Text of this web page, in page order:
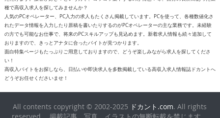
種で高収入求人を探してみませんか？
人気のPCオペレーター、PC入力の求人もたくさん掲載しています。PCを使って、各種数値化さ
れたデータ情報を入力したり原稿を書いたりするのがPCオペレーターの主な業務です。未経験
の方でも可能なお仕事で、将来のPCスキルアップも見込めます。新着求人情報も続々追加して
おりますので、きっとアナタに合ったバイトが見つかります。
面白特集ページもたっぷりご用意しておりますので、どうぞ楽しみながら求人を探してくださ
い！
高収入バイトをお探しなら、日払いや即決求人を多数掲載している高収入求人情報誌ドカントへ
どうぞお任せくださいませ！
All contents copyright © 2002-2025 ドカント.com. All rights